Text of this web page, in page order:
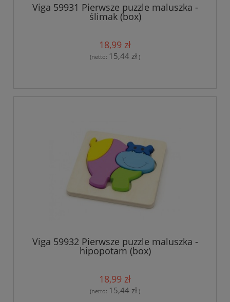
Viga 59931 Pierwsze puzzle maluszka -
ślimak (box)
18,99 zł
(netto: 15,44 zł )
Viga 59932 Pierwsze puzzle maluszka -
hipopotam (box)
18,99 zł
(netto: 15,44 zł )